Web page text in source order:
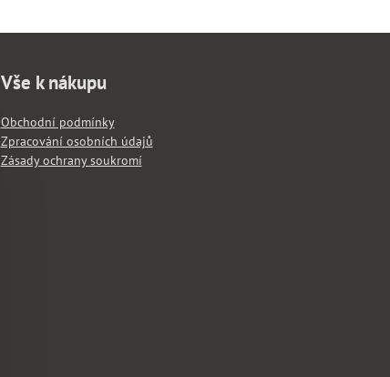
Vše k nákupu
Obchodní podmínky
Zpracování osobních údajů
Zásady ochrany soukromí